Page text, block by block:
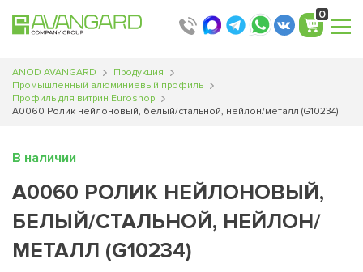
0
ANOD AVANGARD
Продукция
Промышленный алюминиевый профиль
Профиль для витрин Euroshop
A0060 Ролик нейлоновый, белый/стальной, нейлон/металл (G10234)
В наличии
A0060 РОЛИК НЕЙЛОНОВЫЙ,
БЕЛЫЙ/СТАЛЬНОЙ, НЕЙЛОН/
МЕТАЛЛ (G10234)